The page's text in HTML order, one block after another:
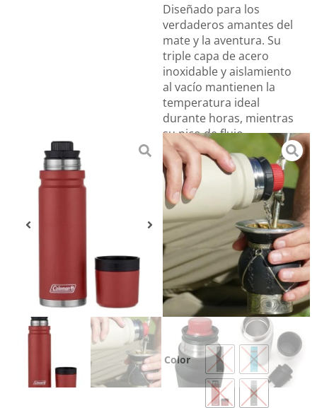
Diseñado para los
verdaderos amantes del
mate y la aventura. Su
triple capa de acero
inoxidable y aislamiento
al vacío mantienen la
temperatura ideal
durante horas, mientras
su pico de flujo
controlado permite cebar
cómodamente desde
cualquier ángulo.
Marca:
COLEMAN
$ 77.900,00
Color